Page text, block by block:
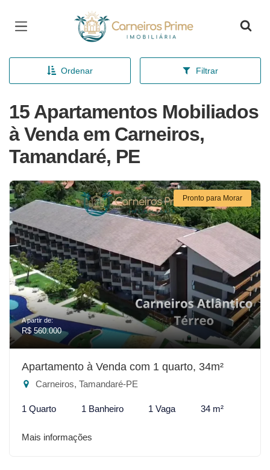
Página inicial
Ordenar Filtrar
15 Apartamentos Mobiliados
à Venda em Carneiros,
Tamandaré, PE
Pronto para Morar
A partir de:
R$ 560.000
Apartamento à Venda com 1 quarto, 34m²
Carneiros, Tamandaré-PE
1 Quarto 1 Banheiro 1 Vaga 34 m²
Mais informações